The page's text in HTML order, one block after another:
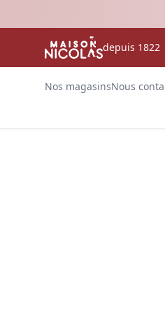
depuis 1822
Nos magasinsNous